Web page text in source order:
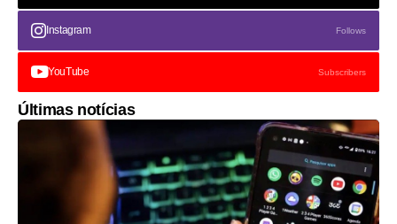
Instagram Follows
YouTube Subscribers
Últimas notícias